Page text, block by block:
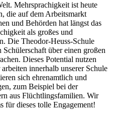
Mehrsprachigkeit ist heute
die auf dem Arbeitsmarkt
und Behörden hat längst das
als großes und
Die Theodor-Heuss-Schule
über einen großen
Dieses Potential nutzen
innerhalb unserer Schule
sich ehrenamtlich und
zum Beispiel bei der
aus Flüchtlingsfamilien. Wir
für dieses tolle Engagement!